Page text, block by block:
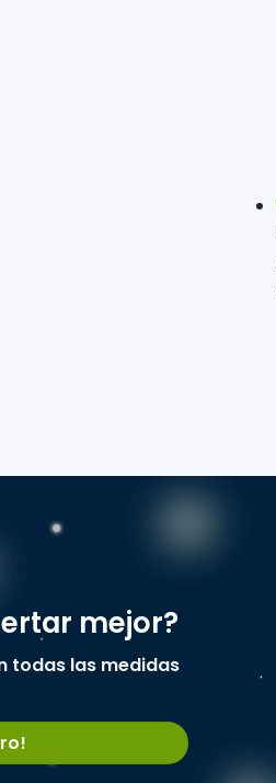
mejor?
todas las medidas